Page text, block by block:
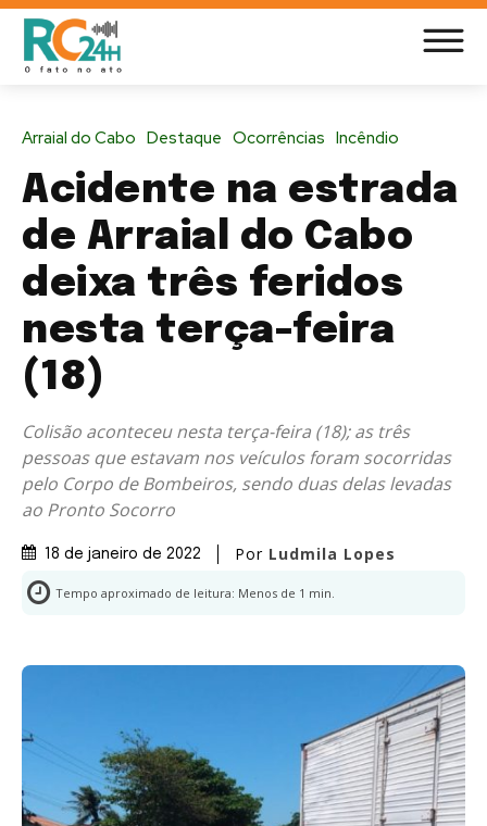
Arraial do Cabo Destaque Ocorrências Incêndio
Acidente na estrada
de Arraial do Cabo
deixa três feridos
nesta terça-feira
(18)
Colisão aconteceu nesta terça-feira (18); as três
pessoas que estavam nos veículos foram socorridas
pelo Corpo de Bombeiros, sendo duas delas levadas
ao Pronto Socorro
18 de janeiro de 2022 Por Ludmila Lopes
Tempo aproximado de leitura: Menos de 1 min.